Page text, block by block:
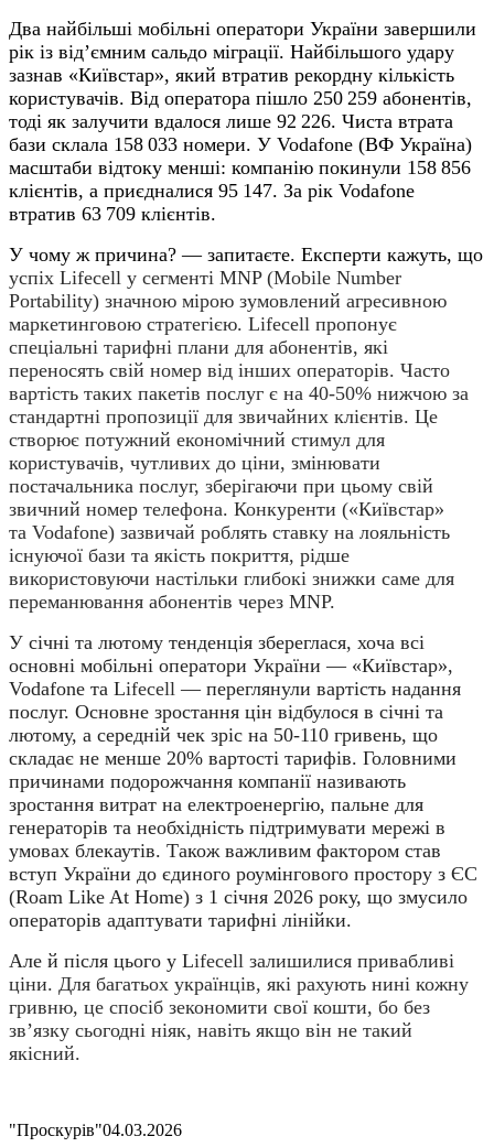
Два найбільші мобільні оператори України завершили
рік із від’ємним сальдо міграції. Найбільшого удару
зазнав «Київстар», який втратив рекордну кількість
користувачів. Від оператора пішло 250 259 абонентів,
тоді як залучити вдалося лише 92 226. Чиста втрата
бази склала 158 033 номери. У Vodafone (ВФ Україна)
масштаби відтоку менші: компанію покинули 158 856
клієнтів, а приєдналися 95 147. За рік Vodafone
втратив 63 709 клієнтів.
У чому ж причина? — запитаєте. Експерти кажуть, що
успіх Lifecell у сегменті MNP (Mobile Number
Portability) значною мірою зумовлений агресивною
маркетинговою стратегією. Lifecell пропонує
спеціальні тарифні плани для абонентів, які
переносять свій номер від інших операторів. Часто
вартість таких пакетів послуг є на 40-50% нижчою за
стандартні пропозиції для звичайних клієнтів. Це
створює потужний економічний стимул для
користувачів, чутливих до ціни, змінювати
постачальника послуг, зберігаючи при цьому свій
звичний номер телефона. Конкуренти («Київстар»
та Vodafone) зазвичай роблять ставку на лояльність
існуючої бази та якість покриття, рідше
використовуючи настільки глибокі знижки саме для
переманювання абонентів через MNP.
У січні та лютому тенденція збереглася, хоча всі
основні мобільні оператори України — «Київстар»,
Vodafone та Lifecell— переглянули вартість надання
послуг. Основне зростання цін відбулося в січні та
лютому, а середній чек зріс на 50-110 гривень, що
складає не менше 20% вартості тарифів. Головними
причинами подорожчання компанії називають
зростання витрат на електроенергію, пальне для
генераторів та необхідність підтримувати мережі в
умовах блекаутів. Також важливим фактором став
вступ України до єдиного роумінгового простору з ЄС
(Roam Like At Home) з 1 січня 2026 року, що змусило
операторів адаптувати тарифні лінійки.
Але й після цього у Lifecell залишилися привабливі
ціни. Для багатьох українців, які рахують нині кожну
гривню, це спосіб зекономити свої кошти, бо без
зв’язку сьогодні ніяк, навіть якщо він не такий
якісний.
"Проскурів"04.03.2026